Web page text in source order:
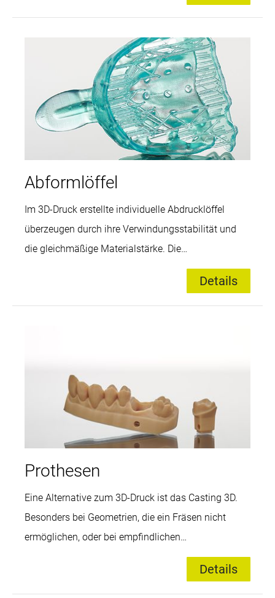
Castable Resin lassen sich hochgenaue
Modellationen für Kronen, Brücken, Kronen- und
Brückengerüste sowie für Modellgusskonstruktionen
herstellen. Es verbrennt sauber und rückstandslos.
Abformlöffel
Im 3D-Druck erstellte individuelle Abdrucklöffel
überzeugen durch ihre Verwindungsstabilität und
die gleichmäßige Materialstärke. Die
Nachbearbeitung im Labor wird reduziert, die
Präzision der Abdrücke erhöht und gleichzeitig das
Ergebnis für den Patienten verbessert. Das
Details
Prothesen
Eine Alternative zum 3D-Druck ist das Casting 3D.
Besonders bei Geometrien, die ein Fräsen nicht
ermöglichen, oder bei empfindlichen
Wachsstrukturen ist der 3D-Guss eine interessante
Option. Die eingesetzten Spezialharze und -Details